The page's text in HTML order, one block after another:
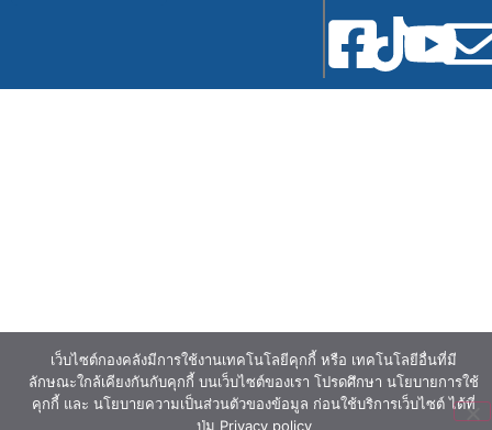
เว็บไซต์กองคลังมีการใช้งานเทคโนโลยีคุกกี้ หรือ เทคโนโลยีอื่นที่มี
ลักษณะใกล้เคียงกันกับคุกกี้ บนเว็บไซต์ของเรา โปรดศึกษา นโยบายการใช้
คุกกี้ และ นโยบายความเป็นส่วนตัวของข้อมูล ก่อนใช้บริการเว็บไซต์ ได้ที่
ปุ่ม Privacy policy